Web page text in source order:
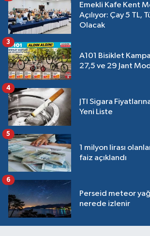
Emekli Kafe Kent
Açılıyor: Çay 5 TL,
Olacak
A101 Bisiklet
27,5 ve 29 Jant
3
JTI Sigara
Yeni Liste
4
1 milyon lirası
faiz açıklandı
5
Perseid meteor
nerede izlenir
6